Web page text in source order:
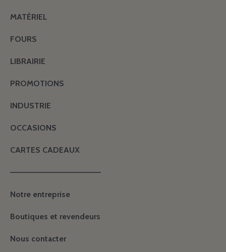
MATÉRIEL
FOURS
LIBRAIRIE
PROMOTIONS
INDUSTRIE
OCCASIONS
CARTES CADEAUX
———————————————
Notre entreprise
Boutiques et revendeurs
Nous contacter